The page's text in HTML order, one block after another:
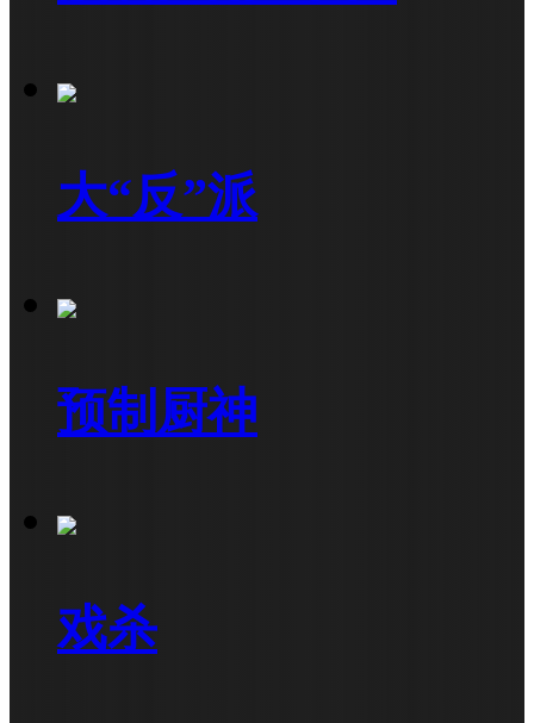
大“反”派
预制厨神
戏杀